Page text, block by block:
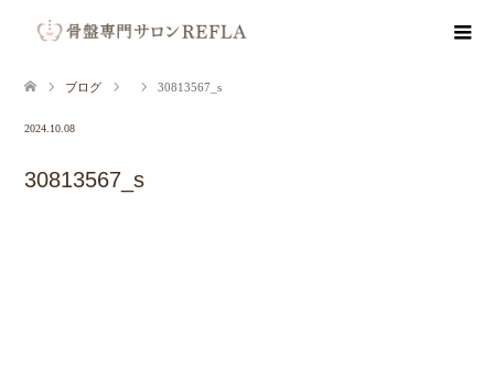
ブログ 30813567_s
2024.10.08
30813567_s